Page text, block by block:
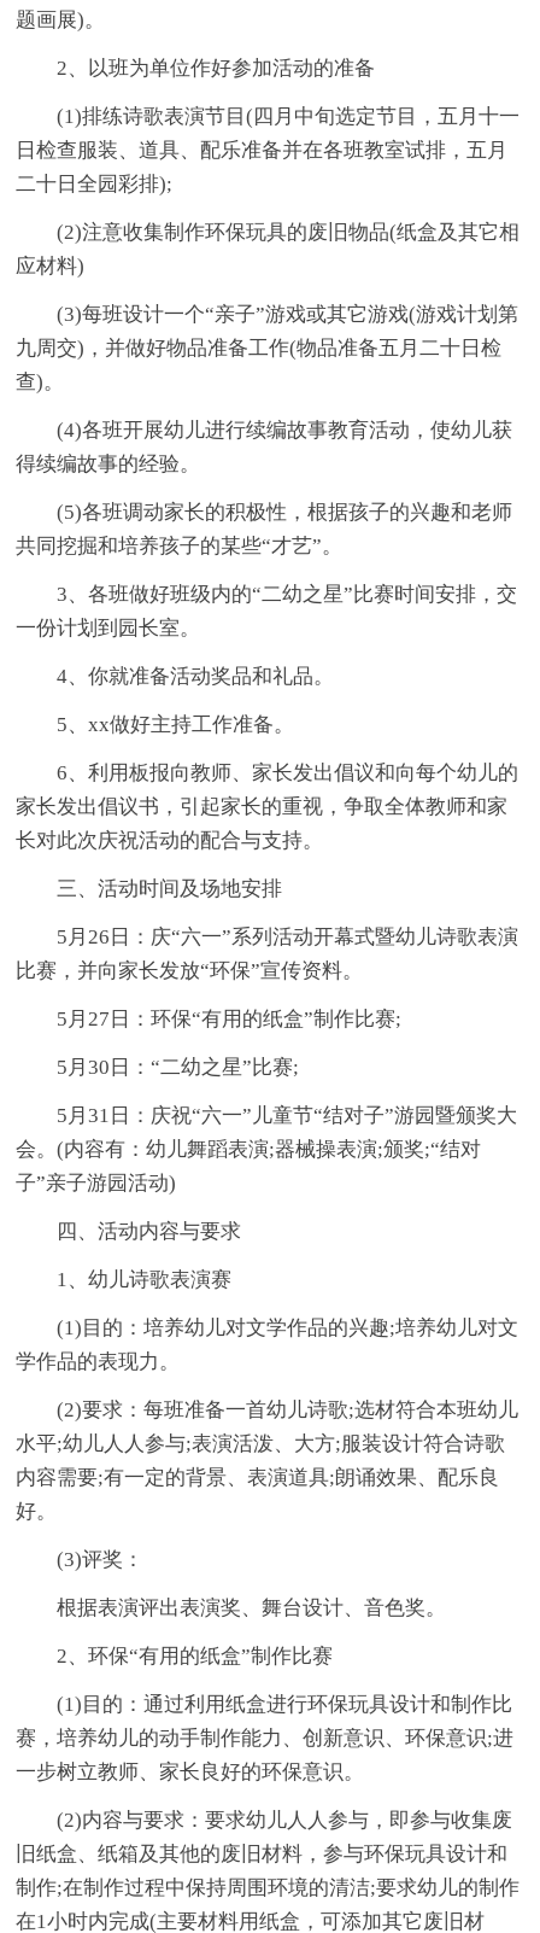
题画展)。
2、以班为单位作好参加活动的准备
(1)排练诗歌表演节目(四月中旬选定节目，五月十一
日检查服装、道具、配乐准备并在各班教室试排，五月
二十日全园彩排);
(2)注意收集制作环保玩具的废旧物品(纸盒及其它相
应材料)
(3)每班设计一个“亲子”游戏或其它游戏(游戏计划第
九周交)，并做好物品准备工作(物品准备五月二十日检
查)。
(4)各班开展幼儿进行续编故事教育活动，使幼儿获
得续编故事的经验。
(5)各班调动家长的积极性，根据孩子的兴趣和老师
共同挖掘和培养孩子的某些“才艺”。
3、各班做好班级内的“二幼之星”比赛时间安排，交
一份计划到园长室。
4、你就准备活动奖品和礼品。
5、xx做好主持工作准备。
6、利用板报向教师、家长发出倡议和向每个幼儿的
家长发出倡议书，引起家长的重视，争取全体教师和家
长对此次庆祝活动的配合与支持。
三、活动时间及场地安排
5月26日：庆“六一”系列活动开幕式暨幼儿诗歌表演
比赛，并向家长发放“环保”宣传资料。
5月27日：环保“有用的纸盒”制作比赛;
5月30日：“二幼之星”比赛;
5月31日：庆祝“六一”儿童节“结对子”游园暨颁奖大
会。(内容有：幼儿舞蹈表演;器械操表演;颁奖;“结对
子”亲子游园活动)
四、活动内容与要求
1、幼儿诗歌表演赛
(1)目的：培养幼儿对文学作品的兴趣;培养幼儿对文
学作品的表现力。
(2)要求：每班准备一首幼儿诗歌;选材符合本班幼儿
水平;幼儿人人参与;表演活泼、大方;服装设计符合诗歌
内容需要;有一定的背景、表演道具;朗诵效果、配乐良
好。
(3)评奖：
根据表演评出表演奖、舞台设计、音色奖。
2、环保“有用的纸盒”制作比赛
(1)目的：通过利用纸盒进行环保玩具设计和制作比
赛，培养幼儿的动手制作能力、创新意识、环保意识;进
一步树立教师、家长良好的环保意识。
(2)内容与要求：要求幼儿人人参与，即参与收集废
旧纸盒、纸箱及其他的废旧材料，参与环保玩具设计和
制作;在制作过程中保持周围环境的清洁;要求幼儿的制作
在1小时内完成(主要材料用纸盒，可添加其它废旧材